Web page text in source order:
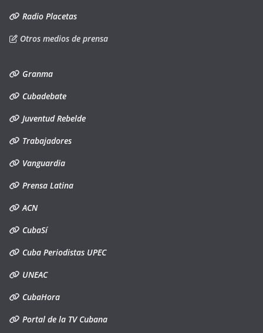
Radio Placetas
Otros medios de prensa
Granma
Cubadebate
Juventud Rebelde
Trabajadores
Vanguardia
Prensa Latina
ACN
CubaSí
Cuba Periodistas UPEC
UNEAC
CubaHora
Portal de la TV Cubana